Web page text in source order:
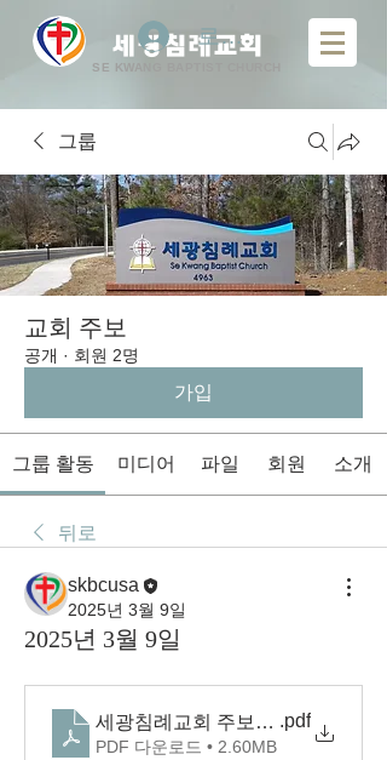
​ 세광침례교회
SE KWANG BAPTIST CHURCH
로그인
그룹
교회 주보
공개 · 회원 2명
가입
그룹 활동 미디어 파일 회원 소개
뒤로
skbcusa
2025년 3월 9일
2025년 3월 9일
세광침례교회 주보(2025.03.09)
.pdf
PDF 다운로드 • 2.60MB